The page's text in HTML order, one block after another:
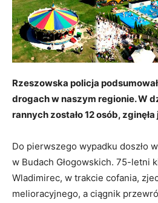
Rzeszowska policja
drogach w naszym regionie. W
rannych zostało 12 osób,
Do pierwszego wypadku doszło
w Budach Głogowskich. 75-letni
Wladimirec, w trakcie cofania,
melioracyjnego, a ciągnik